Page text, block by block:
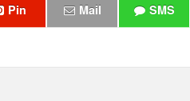
Pin Mail SMS